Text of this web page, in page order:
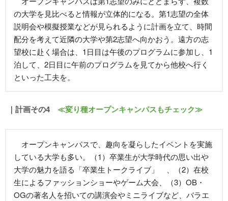
の大学を見比べると情報が立体的になる。第1志望の全体
説明会や模擬授業などが見られるように計画を立て、時間
配分を考えて近隣の大学や第2志望へ向かおう。遠方の志
望校に赴く場合は、1日目は午後のプログラムに参加し、1
泊して、2日目に午前のプログラムを見てから他校へ行く
といった工夫を。
｜計画その4 ≪変り種オープンキャンパスもチェック≫
オープンキャンパスで、趣向を凝らしたイベントを実施
している大学も多い。（1）卒業生が大学時代の思い出や
大学の魅力を語る「卒業生トークライブ」 、（2）在校
生によるファッションショーやゲーム大会、（3）OB・
OGの著名人を招いての講演会やミニライブなど、バラエ